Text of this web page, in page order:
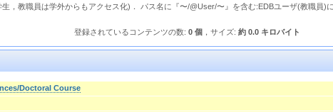
，教職員は学外からもアクセス化)． パス名に『〜/@User/〜』を含む:EDBユーザ(教職員
登録されているコンテンツの数:0 個 ，サイズ:約 0.0 キロバイト
Doctoral Course